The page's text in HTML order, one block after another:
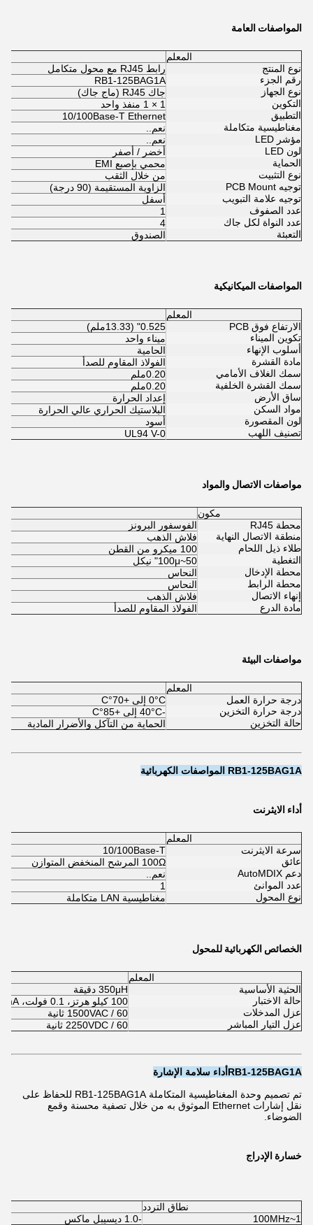
المواصفات العامة
المعلم
نوع المنتج
رابط RJ45 مع محول متكامل
رقم الجزء
RB1-125BAG1A
نوع الجهاز
جاك RJ45 (ماج جاك)
التكوين
1 × 1 منفذ واحد
التطبيق
10/100Base-T Ethernet
مغناطيسية متكاملة
نعم..
مؤشر LED
نعم..
لون LED
أخضر / أصفر
الحماية
محمي بإصبع EMI
نوع التثبيت
من خلال الثقب
توجيه PCB Mount
الزاوية المستقيمة (90 درجة)
توجيه علامة التبويب
أسفل
عدد الصفوف
1
عدد النواة لكل جاك
4
التعبئة
الصندوق
المواصفات الميكانيكية
المعلم
الارتفاع فوق PCB
0.525" (13.33ملم)
تكوين الميناء
ميناء واحد
أسلوب الإنهاء
الحامية
مادة القشرة
الفولاذ المقاوم للصدأ
سمك الغلاف الأمامي
0.20ملم
سمك القشرة الخلفية
0.20ملم
ساق الأرض
إعداد الحرارة
مواد السكن
البلاستيك الحراري عالي الحرارة
لون المقصورة
أسود
تصنيف اللهب
UL94 V-0
مواصفات الاتصال والمواد
مكون
محطة RJ45
الفوسفور البرونز
منطقة الاتصال النهاية
فلاش الذهب
طلاء ذيل اللحام
100 ميكرو من القطن
التغطية
50~100μ" نيكل
محطة الإدخال
النحاس
محطة الرابط
النحاس
إنهاء الاتصال
فلاش الذهب
مادة الدرع
الفولاذ المقاوم للصدأ
مواصفات البيئة
المعلم
درجة حرارة العمل
0°C إلى +70°C
درجة حرارة التخزين
-40°C إلى +85°C
حالة التخزين
الحماية من التآكل والأضرار المادية
RB1-125BAG1A المواصفات الكهربائية
أداء الايثرنت
المعلم
سرعة الايثرنت
10/100Base-T
عائق
100Ω المرشح المنخفض المتوازن
دعم AutoMDIX
نعم..
عدد الموانئ
1
نوع المحول
مغناطيسية LAN متكاملة
الخصائص الكهربائية للمحول
المعلم
الحثية الأساسية
350μH دقيقة
حالة الاختبار
100 كيلو هرتز، 0.1 فولت، 8mA تعصب DC
عزل المدخلات
1500VAC / 60 ثانية
عزل التيار المباشر
2250VDC / 60 ثانية
RB1-125BAG1A أداء سلامة الإشارة
تم تصميم وحدة المغناطيسية المتكاملة RB1-125BAG1A للحفاظ على
نقل إشارات Ethernet الموثوق به من خلال تصفية محسنة وقمع
الضوضاء.
خسارة الإدراج
نطاق التردد
1~100MHz
-1.0 ديسيبل ماكس